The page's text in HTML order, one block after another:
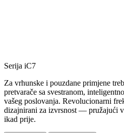
Serija iC7
Za vrhunske i pouzdane primjene
pretvarače sa svestranom,
vašeg poslovanja. Revolucionarni
dizajnirani za izvrsnost — pružajući
ikad prije.